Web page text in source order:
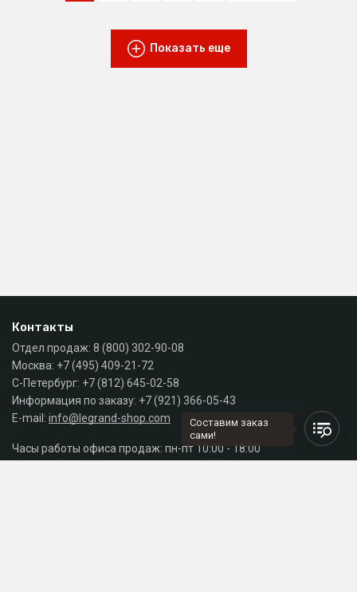
Показать еще
Контакты
Отдел продаж: 8 (800) 302-90-08
Москва: +7 (495) 409-21-72
С-Петербург: +7 (812) 645-02-58
Информация по заказу: +7 (921) 366-05-43
E-mail: info@legrand-shop.com
Часы работы офиса продаж: пн-пт 10:00 - 18:00
Составим заказ
сами!